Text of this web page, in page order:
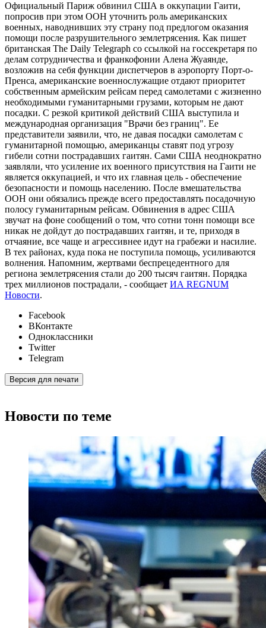
Официальный Париж обвинил США в оккупации Гаити,
попросив при этом ООН уточнить роль американских
военных, наводнивших эту страну под предлогом оказания
помощи после разрушительного землетрясения. Как пишет
британская The Daily Telegraph со ссылкой на госсекретаря по
делам сотрудничества и франкофонии Алена Жуаянде,
возложив на себя функции диспетчеров в аэропорту Порт-о-
Пренса, американские военнослужащие отдают приоритет
собственным армейским рейсам перед самолетами с жизненно
необходимыми гуманитарными грузами, которым не дают
посадки. С резкой критикой действий США выступила и
международная организация "Врачи без границ". Ее
представители заявили, что, не давая посадки самолетам с
гуманитарной помощью, американцы ставят под угрозу
гибели сотни пострадавших гаитян. Сами США неоднократно
заявляли, что усиление их военного присутствия на Гаити не
является оккупацией, и что их главная цель - обеспечение
безопасности и помощь населению. После вмешательства
ООН они обязались прежде всего предоставлять посадочную
полосу гуманитарным рейсам. Обвинения в адрес США
звучат на фоне сообщений о том, что сотни тонн помощи все
никак не дойдут до пострадавших гаитян, и те, приходя в
отчаяние, все чаще и агрессивнее идут на грабежи и насилие.
В тех районах, куда пока не поступила помощь, усиливаются
волнения. Напомним, жертвами беспрецедентного для
региона землетрясения стали до 200 тысяч гаитян. Порядка
трех миллионов пострадали, - сообщает ИА REGNUM
Новости.
Facebook
ВКонтакте
Одноклассники
Twitter
Telegram
Версия для печати
Новости по теме